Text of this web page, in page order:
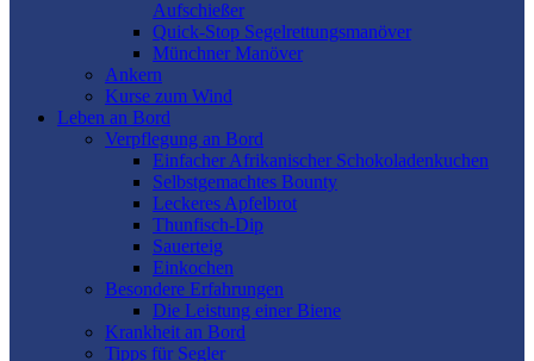
Aufschießer
Quick-Stop Segelrettungsmanöver
Münchner Manöver
Ankern
Kurse zum Wind
Leben an Bord
Verpflegung an Bord
Einfacher Afrikanischer Schokoladenkuchen
Selbstgemachtes Bounty
Leckeres Apfelbrot
Thunfisch-Dip
Sauerteig
Einkochen
Besondere Erfahrungen
Die Leistung einer Biene
Krankheit an Bord
Tipps für Segler